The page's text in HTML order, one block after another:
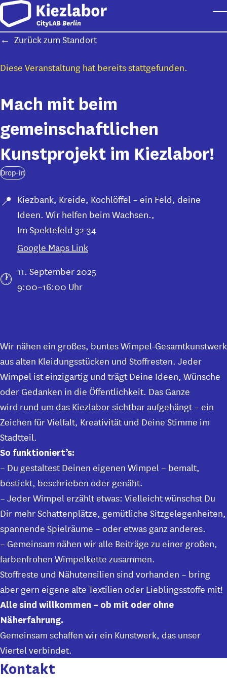
Skip to main content
Zurück zum Standort
Diese Veranstaltung hat bereits stattgefunden.
Mach mit beim
gemeinschaftlichen
Kunstprojekt im Kiezlabor!
Drop-in
Kiezbank, Kreide, Kochlöffel – ein Feld, deine
Ideen. Wir helfen beim Wachsen.,
Im Spektefeld 32-34
Google Maps Link
11. September 2025
9:00–16:00 Uhr
Wir nähen ein großes, buntes Wimpel-Gesamtkunstwerk
aus alten Kleidungsstücken und Stoffresten. Jeder
Wimpel ist einzigartig und trägt Deine Ideen, Wünsche
oder Gedanken in die Öffentlichkeit. Das Ganze
wird rund um das Kiezlabor sichtbar aufgehängt – ein
Zeichen für Vielfalt, Kreativität und Deine Stimme im
Stadtteil.
So funktioniert’s:
– Du gestaltest Deinen eigenen Wimpel – bemalt,
bestickt, beschrieben oder genäht.
– Jeder Wimpel erzählt etwas: Vielleicht wünschst Du
Dir mehr Schattenplätze, gemütliche Sitzgelegenheiten,
spannende Spielräume – oder etwas ganz anderes.
– Gemeinsam nähen wir alle Beiträge zu einer großen,
farbenfrohen Wimpelkette zusammen.
Stoffreste und Nähutensilien sind vorhanden – bring
aber gern eigene alte Textilien oder Lieblingsstoffe mit!
Alle sind willkommen – ob mit oder ohne
Näherfahrung.
Gemeinsam schaffen wir ein Kunstwerk, das unser
Viertel verbindet.
Kontakt